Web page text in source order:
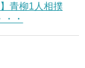
青柳1人相撲
・